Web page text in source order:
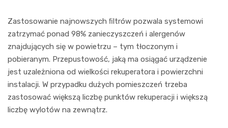
Zastosowanie najnowszych ﬁltrów pozwala systemowi
zatrzymać ponad 98% zanieczyszczeń i alergenów
znajdujących się w powietrzu – tym tłoczonym i
pobieranym. Przepustowość, jaką ma osiągać urządzenie
jest uzależniona od wielkości rekuperatora i powierzchni
instalacji. W przypadku dużych pomieszczeń trzeba
zastosować większą liczbę punktów rekuperacji i większą
liczbę wylotów na zewnątrz.